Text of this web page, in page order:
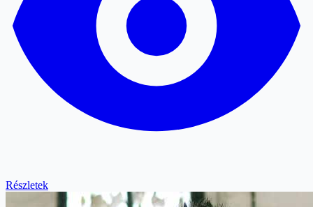
Részletek